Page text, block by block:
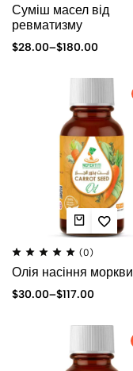
Суміш масел від
ревматизму
$28.00–$180.00
(0)
Олія насіння моркви
$30.00–$117.00